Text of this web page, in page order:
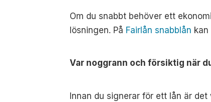
Om du snabbt behöver ett
lösningen. På Fairlån snabblån
Var noggrann och försiktig när
Innan du signerar för ett lån är